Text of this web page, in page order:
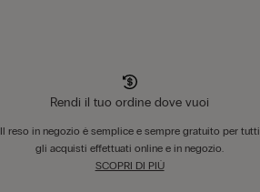
Rendi il tuo ordine dove vuoi
Il reso in negozio è semplice e sempre gratuito per tutti
gli acquisti effettuati online e in negozio.
SCOPRI DI PIÙ